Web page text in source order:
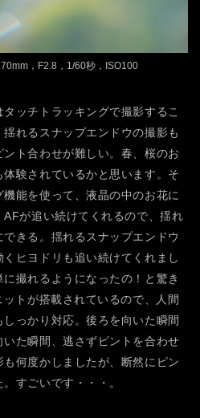
，F2.8，1/60秒，ISO100
ッチトラッキングで撮影するこ
れるスナップエンドウの撮影も
ト合わせが難しい。春、桜のお
験されているかと思います。そ
能を使って、液晶の中のお花に
が追い続けてくれるので、揺れ
きる。揺れるスナップエンドウ
ヒヨドリも追い続けてくれまし
撮れるようになったの！と驚き
トが搭載されているので、人間
っかり対応。後ろを向いた瞬間
た瞬間、逃さずピントを合わせ
何度かしましたが、断然にピン
すごいです・・・。